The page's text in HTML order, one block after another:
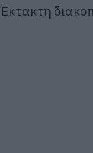
Έκτακτη